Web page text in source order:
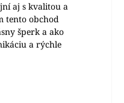
aj s kvalitou a
tento obchod
šperk a ako
a rýchle